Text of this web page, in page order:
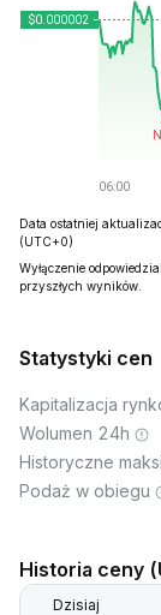
Data ostatniej
(UTC+0)
Wyłączenie
przyszłych wyników.
Statystyki cen
Kapitalizacja
Wolumen 24h
Historyczne
Podaż w obiegu
Historia ceny
Dzisiaj